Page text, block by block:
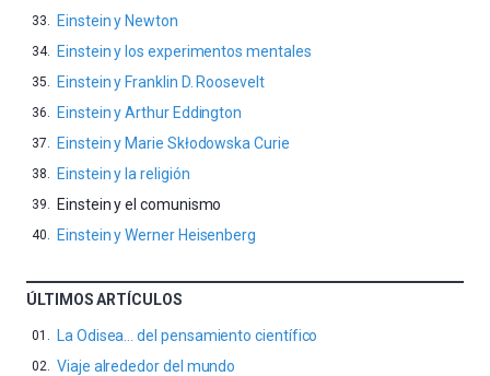
Einstein y Newton
Einstein y los experimentos mentales
Einstein y Franklin D. Roosevelt
Einstein y Arthur Eddington
Einstein y Marie Skłodowska Curie
Einstein y la religión
Einstein y el comunismo
Einstein y Werner Heisenberg
ÚLTIMOS ARTÍCULOS
La Odisea… del pensamiento científico
Viaje alrededor del mundo